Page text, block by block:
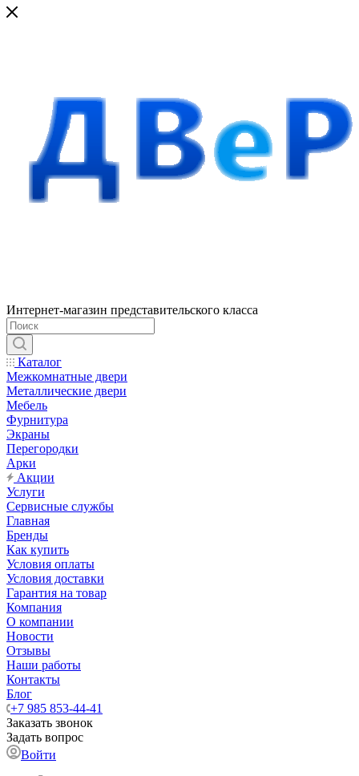
Интернет-магазин представительского класса
Каталог
Межкомнатные двери
Металлические двери
Мебель
Фурнитура
Экраны
Перегородки
Арки
Акции
Услуги
Сервисные службы
Главная
Бренды
Как купить
Условия оплаты
Условия доставки
Гарантия на товар
Компания
О компании
Новости
Отзывы
Наши работы
Контакты
Блог
+7 985 853-44-41
Заказать звонок
Задать вопрос
Войти